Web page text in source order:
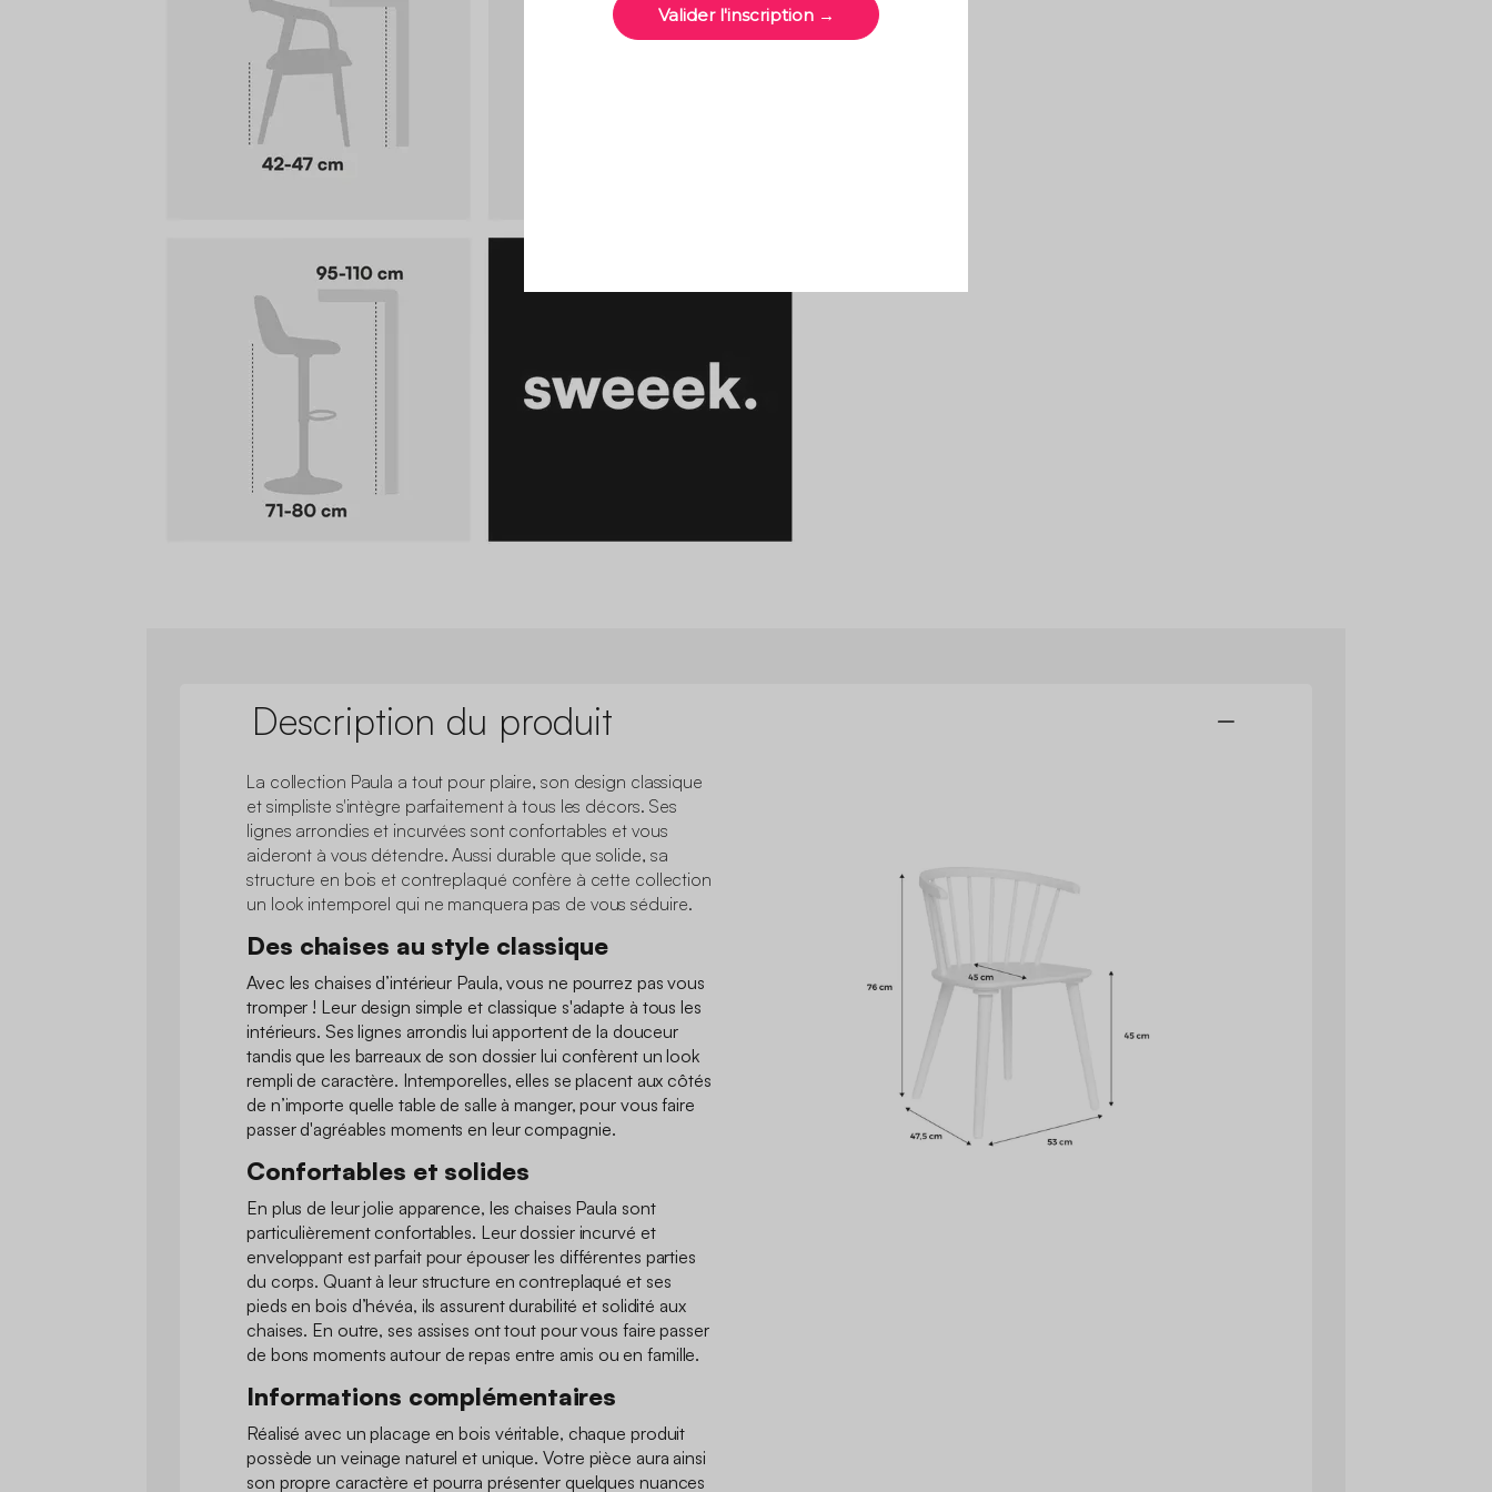
Description du produit
La collection Paula a tout pour plaire, son design classique
et simpliste s'intègre parfaitement à tous les décors. Ses
lignes arrondies et incurvées sont confortables et vous
aideront à vous détendre. Aussi durable que solide, sa
structure en bois et contreplaqué confère à cette collection
un look intemporel qui ne manquera pas de vous séduire.
Des chaises au style classique
Avec les chaises d’intérieur Paula, vous ne pourrez pas vous
tromper ! Leur design simple et classique s'adapte à tous les
intérieurs. Ses lignes arrondis lui apportent de la douceur
tandis que les barreaux de son dossier lui confèrent un look
rempli de caractère. Intemporelles, elles se placent aux côtés
de n’importe quelle table de salle à manger, pour vous faire
passer d'agréables moments en leur compagnie.
Confortables et solides
En plus de leur jolie apparence, les chaises Paula sont
particulièrement confortables. Leur dossier incurvé et
enveloppant est parfait pour épouser les différentes parties
du corps. Quant à leur structure en contreplaqué et ses
pieds en bois d’hévéa, ils assurent durabilité et solidité aux
chaises. En outre, ses assises ont tout pour vous faire passer
de bons moments autour de repas entre amis ou en famille.
Informations complémentaires
Réalisé avec un placage en bois véritable, chaque produit
possède un veinage naturel et unique. Votre pièce aura ainsi
son propre caractère et pourra présenter quelques nuances